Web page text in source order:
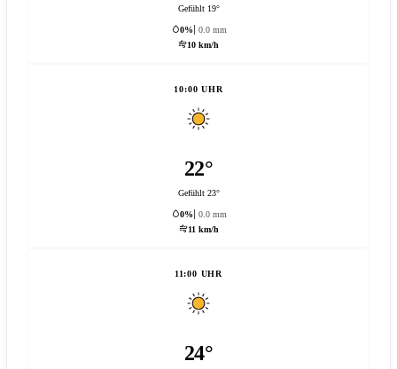
Gefühlt 19°
0%
0.0 mm
10 km/h
10:00 UHR
22°
Gefühlt 23°
0%
0.0 mm
11 km/h
11:00 UHR
24°